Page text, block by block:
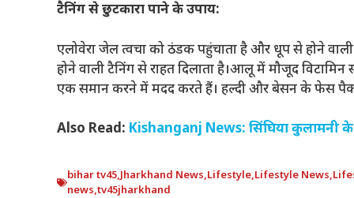
टैनिंग से छुटकारा पाने के उपाय:
एलोवेरा जेल त्वचा को ठंडक पहुंचाता है और धूप से होने
होने वाली टैनिंग से राहत दिलाता है।आलू में मौजूद
एक समान करने में मदद करते हैं। हल्दी और बेसन के फेस पैक
Also Read: Kishanganj News: सिंघिया कुलामनी के
bihar tv45,Jharkhand News,Lifestyle,Lifestyle News,
news,tv45jharkhand